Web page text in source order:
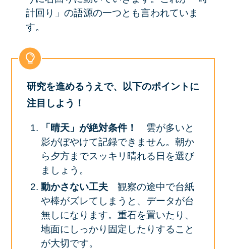
計回り」の語源の一つとも言われていま
す。
研究を進めるうえで、以下のポイントに
注目しよう！
「晴天」が絶対条件！ 雲が多いと
影がぼやけて記録できません。朝か
ら夕方までスッキリ晴れる日を選び
ましょう。
動かさない工夫 観察の途中で台紙
や棒がズレてしまうと、データが台
無しになります。重石を置いたり、
地面にしっかり固定したりすること
が大切です。